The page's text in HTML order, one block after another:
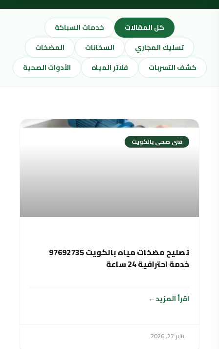
كل المقالات
خدمات السباكة
تسليك المجاري
السخانات
المضخات
كشف التسربات
فلاتر المياه الأدوات الصحية
فنى صحى بالكويت
تصليح مضخات مياه بالكويت 97692735
خدمة احترافية 24 ساعة
اقرأ المزيد
يناير 27, 2026